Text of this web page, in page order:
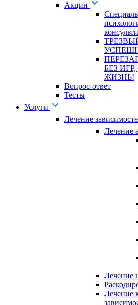
Акции
БЕЗ
ЖИЗНЬ!
Вопрос-ответ
Тесты
Услуги
Лечение
Лечение
Лечение
Лечение